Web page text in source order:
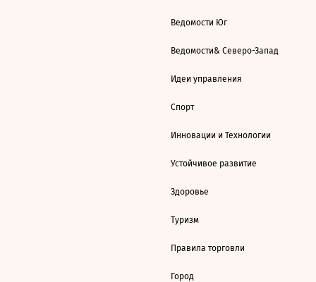
Ведомости Юг
Ведомости& Северо-Запад
Идеи управления
Спорт
Инновации и Технологии
Устойчивое развитие
Здоровье
Туризм
Правила торговли
Город